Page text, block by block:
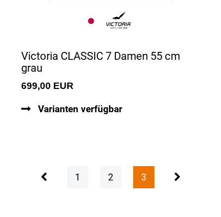
Victoria CLASSIC 7 Damen 55 cm
grau
699,00 EUR
Varianten verfügbar
1 2 3